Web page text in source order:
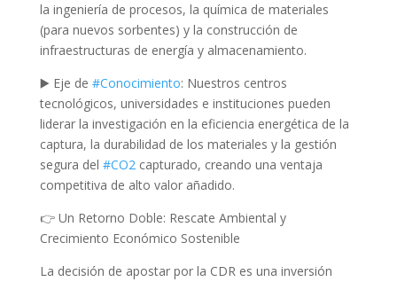
la ingeniería de procesos, la química de materiales
(para nuevos sorbentes) y la construcción de
infraestructuras de energía y almacenamiento.
▶️ Eje de #Conocimiento: Nuestros centros
tecnológicos, universidades e instituciones pueden
liderar la investigación en la eficiencia energética de la
captura, la durabilidad de los materiales y la gestión
segura del #CO2capturado, creando una ventaja
competitiva de alto valor añadido.
👉 Un Retorno Doble: Rescate Ambiental y
Crecimiento Económico Sostenible
La decisión de apostar por la CDR es una inversión